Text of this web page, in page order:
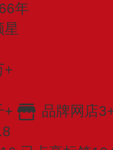
年
星
+
+
品牌网店